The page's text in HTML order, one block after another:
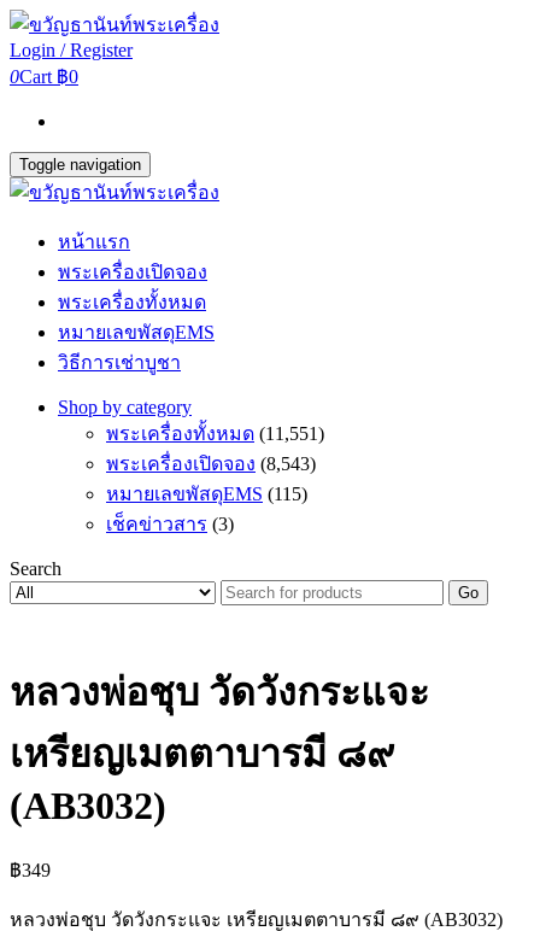
Login / Register
0Cart ฿0
Toggle navigation
หน้าแรก
พระเครื่องเปิดจอง
พระเครื่องทั้งหมด
หมายเลขพัสดุEMS
วิธีการเช่าบูชา
Shop by category
พระเครื่องทั้งหมด (11,551)
พระเครื่องเปิดจอง (8,543)
หมายเลขพัสดุEMS (115)
เช็คข่าวสาร (3)
Search
Go
หลวงพ่อชุบ วัดวังกระแจะ
เหรียญเมตตาบารมี ๘๙
(AB3032)
฿349
หลวงพ่อชุบ วัดวังกระแจะ เหรียญเมตตาบารมี ๘๙ (AB3032)